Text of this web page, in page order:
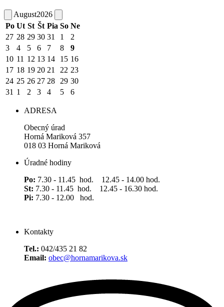
August2026
Po Ut St Št Pia So Ne
27 28 29 30 31 1
2
3
4 5 6 7 8
9
10 11 12 13 14 15 16
17 18 19 20 21 22 23
24 25 26 27 28 29 30
31 1 2 3 4 5 6
ADRESA
Obecný úrad
Horná Mariková 357
018 03 Horná Mariková
Úradné hodiny
Po: 7.30 - 11.45 hod. 12.45 - 14.00 hod.
St: 7.30 - 11.45 hod. 12.45 - 16.30 hod.
Pi: 7.30 - 12.00 hod.
Kontakty
Tel.: 042/435 21 82
Email: obec@hornamarikova.sk